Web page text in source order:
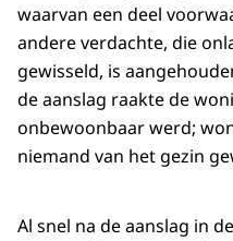
waarvan een deel
andere verdachte, die
gewisseld, is
de aanslag raakte de
onbewoonbaar werd;
niemand van het gezin
Al snel na de aanslag in